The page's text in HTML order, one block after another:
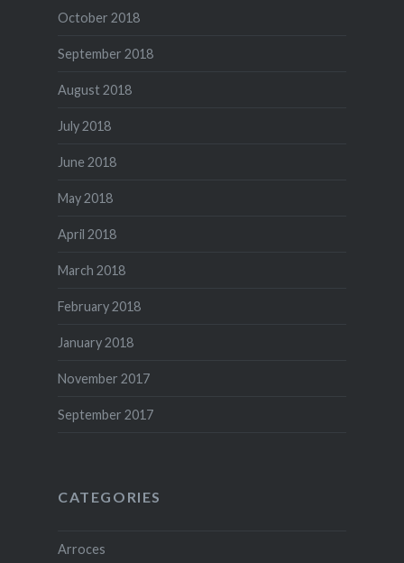
October 2018
September 2018
August 2018
July 2018
June 2018
May 2018
April 2018
March 2018
February 2018
January 2018
November 2017
September 2017
CATEGORIES
Arroces